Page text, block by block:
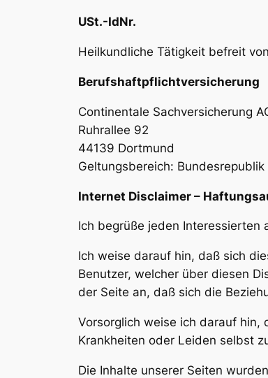
USt.-IdNr.
Heilkundliche Tätigkeit befreit
Berufshaftpflichtversicherung
Continentale Sachversicherung
Ruhrallee 92
44139 Dortmund
Geltungsbereich: Bundesrepublik
Internet Disclaimer –
Ich begrüße jeden Interessierten
Ich weise darauf hin, daß sich
Benutzer, welcher über diesen
der Seite an, daß sich die
Vorsorglich weise ich darauf hin,
Krankheiten oder Leiden selbst
Die Inhalte unserer Seiten